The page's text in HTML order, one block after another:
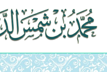
تخطي
المحتوى